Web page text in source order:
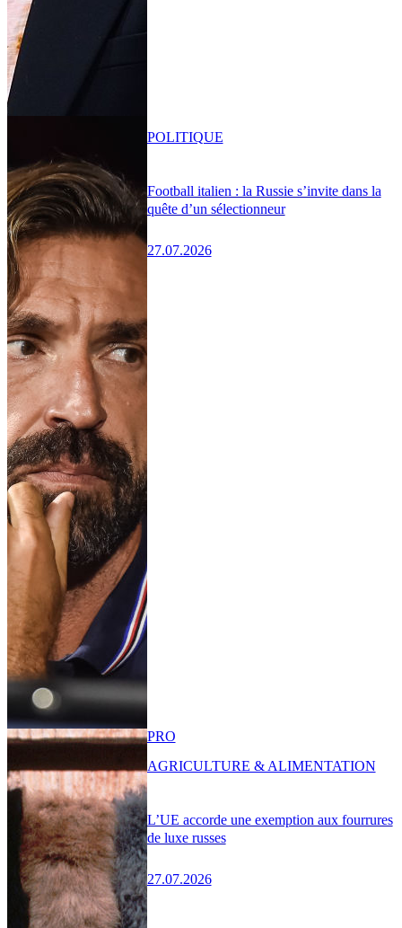
Football italien : la Russie s’invite dans la
quête d’un sélectionneur
27.07.2026
POLITIQUE
L’UE accorde une exemption aux fourrures
de luxe russes
27.07.2026
PRO
AGRICULTURE & ALIMENTATION